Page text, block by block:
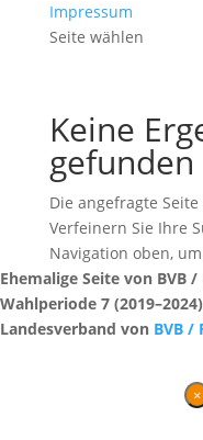
Impressum
Seite wählen
Keine
gefunden
Die angefragte
Verfeinern Sie Ihre
Navigation oben,
Ehemalige Seite von BVB
Wahlperiode 7
Landesverband von BVB /
×